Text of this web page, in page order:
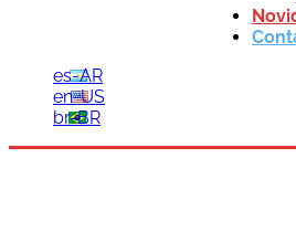
es-AR
en-US
br-BR